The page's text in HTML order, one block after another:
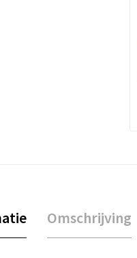
Omschrijving